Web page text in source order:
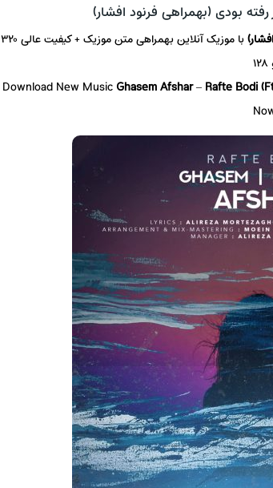
بودی (بهمراهی فرنود افشار)
با موزیک آنلاین
بهمراهی متن موزیک + کیفیت عالی ۳۲۰
Download New Music Ghasem Afshar–Rafte Bodi